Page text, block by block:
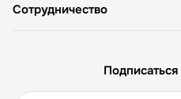
Сотрудничество
Подписаться